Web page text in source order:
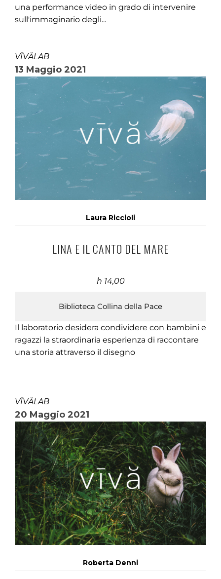
una performance video in grado di intervenire
sull'immaginario degli...
VĪVĂLAB
13 Maggio 2021
Laura Riccioli
LINA E IL CANTO DEL MARE
h 14,00
Biblioteca Collina della Pace
Il laboratorio desidera condividere con bambini e
ragazzi la straordinaria esperienza di raccontare
una storia attraverso il disegno
VĪVĂLAB
20 Maggio 2021
Roberta Denni